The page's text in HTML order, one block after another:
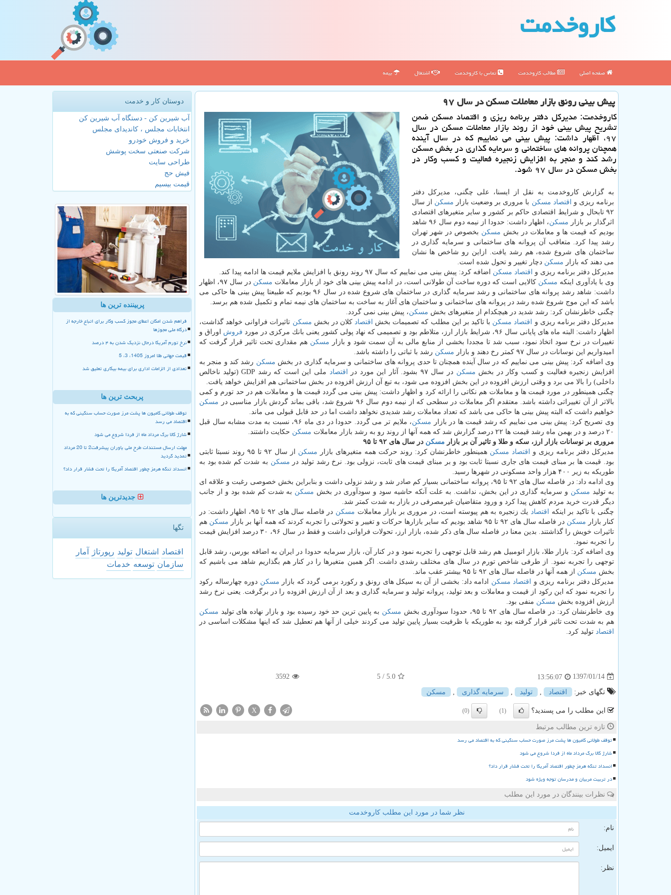
كاروخدمت
صفحه اصلی مطالب كاروخدمت تماس با كاروخدمت اشتغال بیمه
پیش بینی رونق بازار معاملات مسكن در سال ۹۷
كاروخدمت: مدیركل دفتر برنامه ریزی و اقتصاد مسكن ضمن
تشریح پیش بینی خود از روند بازار معاملات مسكن در سال
۹۷، اظهار داشت: پیش بینی می نماییم كه در سال آینده
همچنان پروانه های ساختمانی و سرمایه گذاری در بخش مسكن
رشد كند و منجر به افزایش زنجیره فعالیت و كسب وكار در
بخش مسكن در سال ۹۷ شود.
به گزارش كاروخدمت به نقل از ایسنا، علی چگنی، مدیركل دفتر
برنامه ریزی و
اقتصاد مسكن با مروری بر وضعیت بازار مسكن از سال
۹۲ تابحال و شرایط اقتصادی حاكم بر كشور و سایر متغیرهای اقتصادی
اثرگذار بر بازار مسكن
، اظهار داشت: حدودا از نیمه دوم سال ۹۶ شاهد
بودیم كه قیمت ها و معاملات در بخش مسكن بخصوص در شهر تهران
رشد پیدا كرد. متعاقب آن پروانه های ساختمانی و سرمایه گذاری در
ساختمان های شروع شده، هم رشد یافت. ازاین رو شاخص ها نشان
می دهند كه بازار مسكن دچار تغییر و تحول شده است.
مدیركل دفتر برنامه ریزی و
اقتصاد مسكن اضافه كرد: پیش بینی می نماییم كه سال ۹۷ روند رونق با افزایش ملایم قیمت ها ادامه پیدا كند.
وی با یادآوری اینكه مسكن كالایی است كه دوره ساخت آن طولانی است، در ادامه پیش بینی های خود از بازار معاملات مسكن
در سال ۹۷، اظهار
داشت: شاهد رشد پروانه های ساختمانی و رشد سرمایه گذاری در ساختمان های شروع شده در سال ۹۶ بودیم كه طبیعتا پیش بینی ها حاكی می
باشد كه این موج شروع شده رشد در پروانه های ساختمانی و ساختمان های آغاز به ساخت به ساختمان های نیمه تمام و تكمیل شده هم برسد.
چگنی خاطرنشان كرد: رشد شدید در هیچكدام از متغیرهای بخش مسكن، پیش بینی نمی گردد.
مدیركل دفتر برنامه ریزی و
اقتصاد مسكن با تاكید بر این مطلب كه تصمیمات بخش اقتصادكلان در بخش مسكن تاثیرات فراوانی خواهد گذاشت،
اظهار داشت: البته ماه های پایانی سال ۹۶، شرایط بازار ارز، متلاطم بود و تصمیمی كه نهاد پولی كشور یعنی بانك مركزی در مورد
فروش اوراق و
تغییرات در نرخ سود اتخاذ نمود، سبب شد تا مجددا بخشی از منابع مالی به آن سمت شود و بازار مسكن هم مقداری تحت تاثیر قرار گرفت كه
امیدواریم این نوسانات در سال ۹۷ كمتر رخ دهند و بازار
مسكن رشد با ثباتی را داشته باشد.
وی اضافه كرد: پیش بینی می نماییم كه در سال آینده همچنان تا حدی پروانه های ساختمانی و سرمایه گذاری در بخش مسكن رشد كند و منجر به
افزایش زنجیره فعالیت و كسب وكار در بخش مسكن در سال ۹۷ بشود. آثار این مورد در اقتصاد
ملی این است كه رشد GDP (تولید ناخالص
داخلی) را بالا می برد و وقتی ارزش افزوده در این بخش افزوده می شود، به تبع آن ارزش افزوده در بخش ساختمانی هم افزایش خواهد یافت.
چگنی همینطور در مورد قیمت ها و معاملات هم نكاتی را ارائه كرد و اظهار داشت: پیش بینی می گردد قیمت ها و معاملات هم در حد تورم و كمی
بالاتر از آن تغییراتی داشته باشد. معتقدم اگر معاملات در سطحی كه از نیمه دوم سال ۹۶ شروع شد، باقی بماند گردش بازار مناسبی در
مسكن
خواهیم داشت كه البته پیش بینی ها حاكی می باشد كه تعداد معاملات رشد شدیدی نخواهد داشت اما در حد قابل قبولی می ماند.
وی تصریح كرد: پیش بینی می نماییم كه رشد قیمت ها در بازار مسكن
، ملایم تر می گردد. حدودا در دی ماه ۹۶، نسبت به مدت مشابه سال قبل
۲۰ درصد و در بهمن ماه رشد قیمت ها ۲۲ درصد گزارش شد كه همه آنها از روند رو به رشد بازار معاملات
مسكن حكایت داشتند.
مروری بر نوسانات بازار ارز، سكه و طلا و تاثیر آن بر بازار مسكن در سال های ۹۲ تا ۹۵
مدیركل دفتر برنامه ریزی و
اقتصاد مسكن همینطور خاطرنشان كرد: روند حركت همه متغیرهای بازار مسكن
از سال ۹۲ تا ۹۵ روند نسبتا ثابتی
بود. قیمت ها بر مبنای قیمت های جاری نسبتا ثابت بود و بر مبنای قیمت های ثابت، نزولی بود. نرخ رشد تولید در مسكن به شدت كم شده بود به
طوریكه به زیر ۴۰۰ هزار واحد مسكونی در شهرها رسید.
وی ادامه داد: در فاصله سال های ۹۲ تا ۹۵، پروانه ساختمانی بسیار كم صادر شد و رشد نزولی داشت و بنابراین بخش خصوصی رغبت و علاقه ای
به تولید مسكن و سرمایه گذاری در این بخش، نداشت. به علت آنكه حاشیه سود و سودآوری در بخش مسكن به شدت كم شده بود و از جانب
دیگر قدرت خرید مردم كاهش پیدا كرد و ورود متقاضیان غیرمصرفی در بازار به شدت كمتر شد.
چگنی با تاكید بر اینكه
اقتصادیك زنجیره به هم پیوسته است، در مروری بر بازار معاملات مسكن
در فاصله سال های ۹۲ تا ۹۵، اظهار داشت: در
كنار بازار مسكن در فاصله سال های ۹۲ تا ۹۵ شاهد بودیم كه سایر بازارها حركات و تغییر و تحولاتی را تجربه كردند كه همه آنها بر بازار مسكن هم
تاثیرات خویش را گذاشتند. بدین معنا در فاصله سال های ذكر شده، بازار ارز، تحولات فراوانی داشت و فقط در سال ۹۶، ۳۰ درصد افزایش قیمت
را تجربه نمود.
وی اضافه كرد: بازار طلا، بازار اتومبیل هم رشد قابل توجهی را تجربه نمود و در كنار آن، بازار سرمایه حدودا در ایران به اضافه بورس، رشد قابل
توجهی را تجربه نمود. از طرفی شاخص تورم در سال های مختلف رشدی داشت. اگر همین متغیرها را در كنار هم بگذاریم شاهد می باشیم كه
بخش مسكن از همه آنها در فاصله سال های ۹۲ تا ۹۵ بیشتر عقب ماند.
مدیركل دفتر برنامه ریزی و
اقتصاد مسكن ادامه داد: بخشی از آن به سیكل های رونق و ركورد برمی گردد كه بازار مسكن دوره چهارساله ركود
را تجربه نمود كه این ركود از قیمت و معاملات و بعد تولید، پروانه تولید و سرمایه گذاری و بعد از آن ارزش افزوده را در برگرفت. یعنی نرخ رشد
ارزش افزوده بخش مسكن منفی بود.
وی خاطرنشان كرد: در فاصله سال های ۹۲ تا ۹۵، حدودا سودآوری بخش
مسكن به پایین ترین حد خود رسیده بود و بازار نهاده های تولید مسكن
هم به شدت تحت تاثیر قرار گرفته بود به طوریكه با ظرفیت بسیار پایین تولید می كردند خیلی از آنها هم تعطیل شد كه اینها مشكلات اساسی در
اقتصاد تولید كرد.
1397/01/14
13:56:07
5.0
/ 5
3592
تگهای خبر: اقتصاد تولید سرمایه گذاری مسكن
این مطلب را می پسندید؟ (1)
(0)
X
تازه ترین مطالب مرتبط
توقف طولانی کامیون ها پشت مرز صورت حساب سنگینی که به اقتصاد می رسد
شارژ کالا برگ مرداد ماه از فردا شروع می شود
انسداد تنگه هرمز چطور اقتصاد آمریکا را تحت فشار قرار داد؟
در تربیت مربیان و مدرسان توجه ویژه شود
نظرات بینندگان در مورد این مطلب
نظر شما در مورد این مطلب کاروخدمت
نام:
ایمیل:
نظر:
دوستان کار و خدمت
آب شیرین کن - دستگاه آب شیرین کن
انتخابات مجلس ، کاندیدای مجلس
خرید و فروش خودرو
شرکت صنعتی سخت پوشش
طراحی سایت
فیش حج
قیمت بیسیم
پربیننده ترین ها
فراهم شدن امکان اعطای مجوز کسب وکار برای اتباع خارجه از
درگاه ملی مجوزها
نرخ تورم آمریکا درحال نزدیک شدن به ۴ درصد
قیمت جهانی طلا امروز 1405، 3، 5
تعدادی از الزامات اداری برای بیمه بیکاری تعلیق شد
پربحث ترین ها
توقف طولانی کامیون ها پشت مرز صورت حساب سنگینی که به
اقتصاد می رسد
شارژ کالا برگ مرداد ماه از فردا شروع می شود
مهلت ارسال مستندات طرح ملی یاوران پیشرفت2 تا 20 مرداد
تمدید گردید
انسداد تنگه هرمز چطور اقتصاد آمریکا را تحت فشار قرار داد؟
جدیدترین ها
تگها
اقتصاد اشتغال تولید رپورتاژ
آمار
سازمان توسعه خدمات